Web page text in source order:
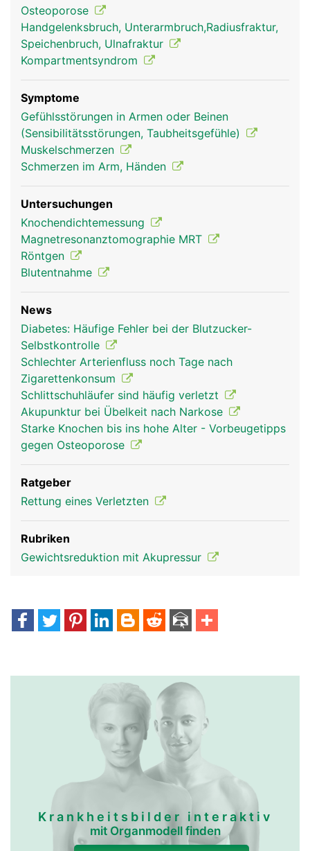
Unterarmes mit Beugung, Streckung und
gleichzeitiger Drehung. Am Unterarm finden sich
ausserdem die Muskeln zur Bewegung der Hände
und Finger, deren lange Sehnen in Sehnenscheiden
Unterarm Frau Unterarm Mann
Osteoporose
Handgelenksbruch, Unterarmbruch,Radiusfraktur,
Speichenbruch, Ulnafraktur
Kompartmentsyndrom
Symptome
Gefühlsstörungen in Armen oder Beinen
(Sensibilitätsstörungen, Taubheitsgefühle)
Muskelschmerzen
Schmerzen im Arm, Händen
Untersuchungen
Knochendichtemessung
Magnetresonanztomographie MRT
Röntgen
Blutentnahme
News
Diabetes: Häufige Fehler bei der Blutzucker-
Selbstkontrolle
Schlechter Arterienfluss noch Tage nach
Zigarettenkonsum
Schlittschuhläufer sind häufig verletzt
Akupunktur bei Übelkeit nach Narkose
Starke Knochen bis ins hohe Alter - Vorbeugetipps
gegen Osteoporose
Ratgeber
Rettung eines Verletzten
Rubriken
Gewichtsreduktion mit Akupressur
Krankheitsbilder interaktiv
mit Organmodell finden